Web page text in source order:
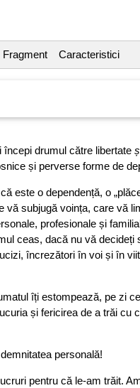
Fragment Caracteristici
începi drumul către libertate
și perverse forme de
este o dependență, o
vă subjugă voința, care vă
profesionale și
ceas, dacă nu vă decideți
încrezători în voi și în
îți estompează, pe zi
și fericirea de a trăi cu
personală!
pentru că le-am trăit.